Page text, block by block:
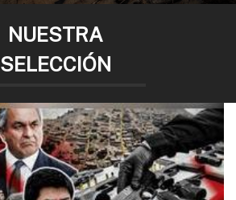
NUESTRA
SELECCIÓN